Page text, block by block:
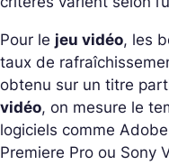
Pour le jeu vidéo, les
taux de
obtenu sur un titre
vidéo, on mesure le
logiciels comme
Premiere Pro ou Sony